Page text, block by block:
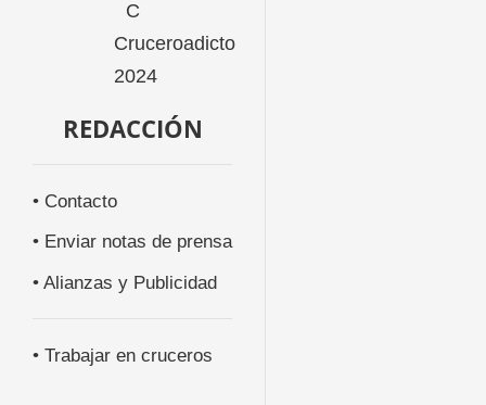
REDACCIÓN
• Contacto
• Enviar notas de prensa
• Alianzas y Publicidad
• Trabajar en cruceros